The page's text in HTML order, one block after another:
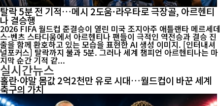
탈락 5분 전 기적…메시 2도움·라우타로 극장골, 아르헨티
나 결승행
2026 FIFA 월드컵 준결승이 열린 미국 조지아주 애틀랜타 메르세데
스-벤츠 스타디움에서 아르헨티나 팬들이 극적인 역전승과 결승 진
출을 함께 환호하고 있는 모습을 표현한 AI 생성 이미지. [인터내셔
널포커스] 탈락까지 불과 5분. 그러나 세계 챔피언 아르헨티나는 마
지막 순간 기적 같...
실시간뉴스
홀란·야말 몸값 2억2천만 유로 시대…월드컵이 바꾼 세계
축구의 가치